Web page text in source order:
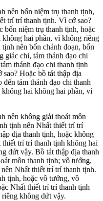
nên bốn niệm trụ thanh tịnh,
trí trí thanh tịnh. Vì cớ sao?
bốn niệm trụ thanh tịnh, hoặc
hai phần, vì không riêng
nên bốn chánh đoạn, bốn
giác chi, tám thánh đạo chi
thánh đạo chi thanh tịnh
Hoặc bồ tát thập địa
tám thánh đạo chi thanh
hai không hai phần, vì
nên không giải thoát môn
tịnh nên Nhất thiết trí trí
địa thanh tịnh, hoặc không
trí trí thanh tịnh không hai
dứt vậy. Bồ tát thập địa thanh
môn thanh tịnh; vô tướng,
Nhất thiết trí trí thanh tịnh.
tịnh, hoặc vô tướng, vô
Nhất thiết trí trí thanh tịnh
không dứt vậy.